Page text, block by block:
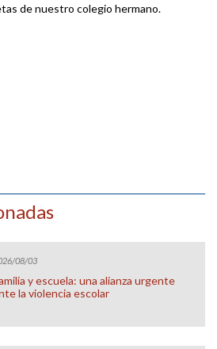
de nuestro colegio hermano.
08/03
y escuela: una alianza urgente
la violencia escolar